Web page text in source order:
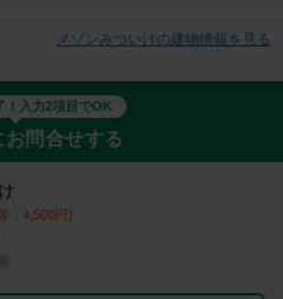
メゾンみついけの建物情報を見る
！入力2項目でOK
お問合せする
：4,500円)